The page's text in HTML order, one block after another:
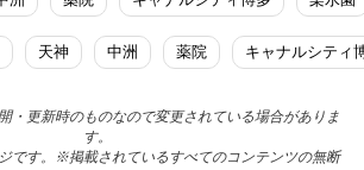
天神 中洲 薬院 キャナルシティ
・更新時のものなので変更されている場合がありま
す。
です。※掲載されているすべてのコンテンツの無断